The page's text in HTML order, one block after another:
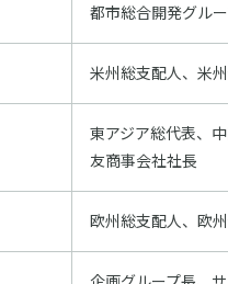
都市総合開発グル
米州総支配人、米
東アジア総代表、
友商事会社社長
欧州総⽀配⼈、欧